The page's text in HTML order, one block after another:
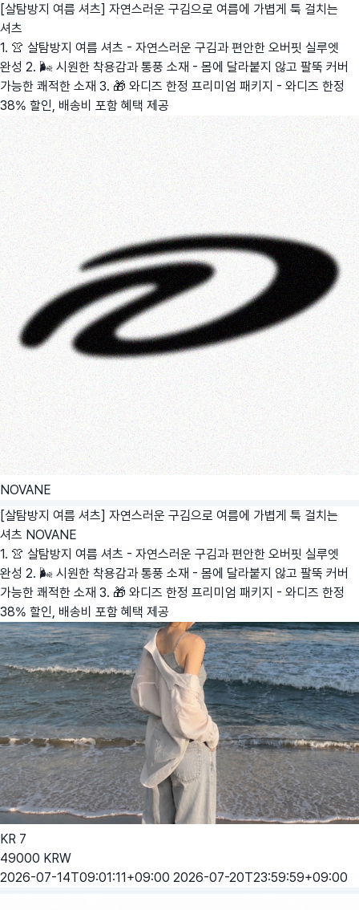
[살탐방지 여름 셔츠] 자연스러운 구김으로 여름에 가볍게 툭 걸치는
셔츠
1. 👚 살탐방지 여름 셔츠 - 자연스러운 구김과 편안한 오버핏 실루엣
완성 2. 🌬️ 시원한 착용감과 통풍 소재 - 몸에 달라붙지 않고 팔뚝 커버
가능한 쾌적한 소재 3. 🎁 와디즈 한정 프리미엄 패키지 - 와디즈 한정
38% 할인, 배송비 포함 혜택 제공
NOVANE
[살탐방지 여름 셔츠] 자연스러운 구김으로 여름에 가볍게 툭 걸치는
셔츠 NOVANE
1. 👚 살탐방지 여름 셔츠 - 자연스러운 구김과 편안한 오버핏 실루엣
완성 2. 🌬️ 시원한 착용감과 통풍 소재 - 몸에 달라붙지 않고 팔뚝 커버
가능한 쾌적한 소재 3. 🎁 와디즈 한정 프리미엄 패키지 - 와디즈 한정
38% 할인, 배송비 포함 혜택 제공
KR 7
49000 KRW
2026-07-14T09:01:11+09:00 2026-07-20T23:59:59+09:00